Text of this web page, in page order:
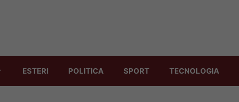
ESTERI POLITICA SPORT TECNOLOGIA